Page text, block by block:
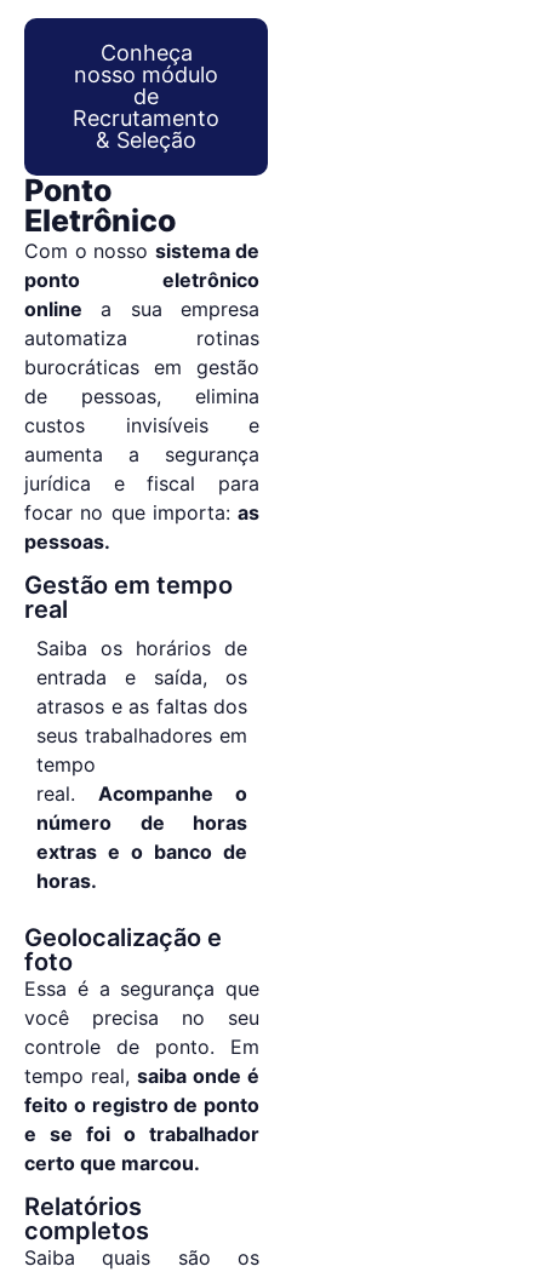
Conheça
nosso módulo
de
Recrutamento
& Seleção
Ponto
Eletrônico
Com o nosso sistema de
ponto eletrônico
online a sua empresa
automatiza rotinas
burocráticas em gestão
de pessoas, elimina
custos invisíveis e
aumenta a segurança
jurídica e fiscal para
focar no que importa: as
pessoas.
Gestão em tempo
real
Saiba os horários de
entrada e saída, os
atrasos e as faltas dos
seus trabalhadores em
tempo
real. Acompanhe o
número de horas
extras e o banco de
horas.
Geolocalização e
foto
Essa é a segurança que
você precisa no seu
controle de ponto. Em
tempo real, saiba onde é
feito o registro de ponto
e se foi o trabalhador
certo que marcou.
Relatórios
completos
Saiba quais são os